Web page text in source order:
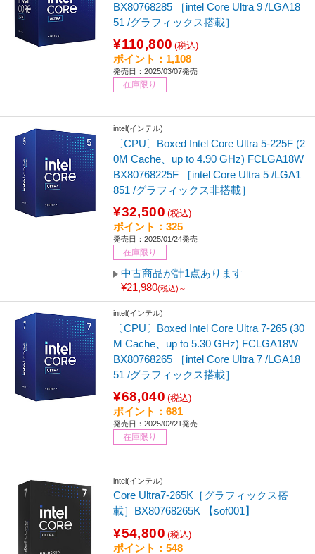
BX80768285 ［intel Core Ultra 9 /LGA18
51 /グラフィックス搭載］
¥110,800 (税込)
ポイント：1,108
発売日：2025/03/07発売
在庫限り
intel(インテル)
〔CPU〕Boxed Intel Core Ultra 5-225F (2
0M Cache、up to 4.90 GHz) FCLGA18W
BX80768225F ［intel Core Ultra 5 /LGA1
851 /グラフィックス非搭載］
¥32,500 (税込)
ポイント：325
発売日：2025/01/24発売
在庫限り
中古商品が計1点あります
¥21,980(税込)～
intel(インテル)
〔CPU〕Boxed Intel Core Ultra 7-265 (30
M Cache、up to 5.30 GHz) FCLGA18W
BX80768265 ［intel Core Ultra 7 /LGA18
51 /グラフィックス搭載］
¥68,040 (税込)
ポイント：681
発売日：2025/02/21発売
在庫限り
intel(インテル)
Core Ultra7-265K［グラフィックス搭
載］BX80768265K 【sof001】
¥54,800 (税込)
ポイント：548